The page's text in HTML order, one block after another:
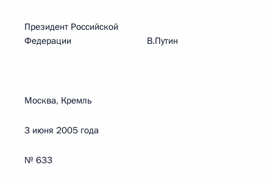
Президент Российской
Федерации В.Путин
Москва, Кремль
3 июня 2005 года
№ 633